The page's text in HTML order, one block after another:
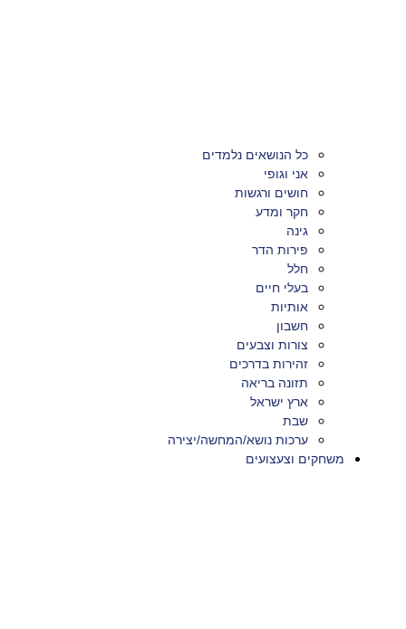
כל הנושאים נלמדים
אני וגופי
חושים ורגשות
חקר ומדע
גינה
פירות הדר
חלל
בעלי חיים
אותיות
חשבון
צורות וצבעים
זהירות בדרכים
תזונה בריאה
ארץ ישראל
שבת
ערכות נושא/המחשה/יצירה
משחקים וצעצועים